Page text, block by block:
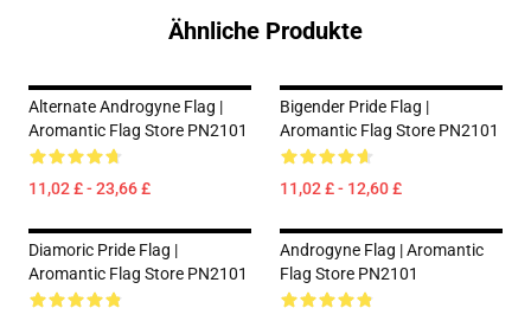
Ähnliche Produkte
Alternate Androgyne Flag |
Aromantic Flag Store PN2101
11,02 £ - 23,66 £
Bigender Pride Flag |
Aromantic Flag Store PN2101
11,02 £ - 12,60 £
Diamoric Pride Flag |
Aromantic Flag Store PN2101
Androgyne Flag | Aromantic
Flag Store PN2101